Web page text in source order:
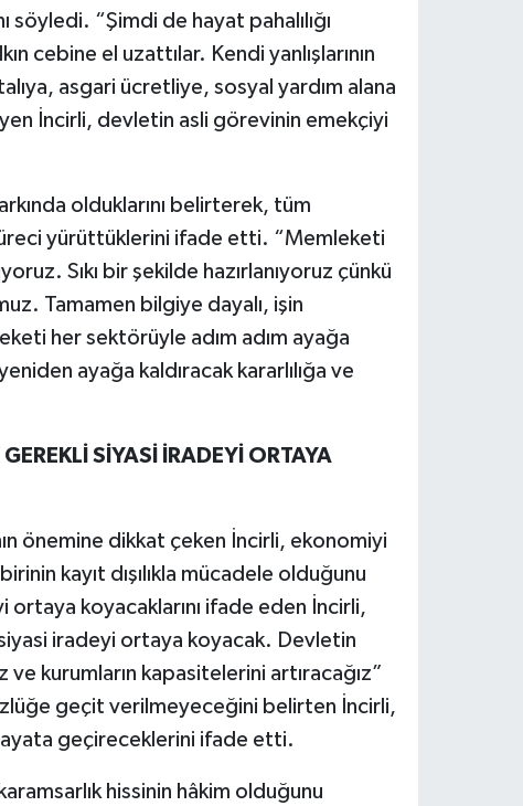
söyledi. “Şimdi de hayat pahalılığı
cebine el uzattılar. Kendi yanlışlarının
asgari ücretliye, sosyal yardım alana
İncirli, devletin asli görevinin emekçiyi
olduklarını belirterek, tüm
yürüttüklerini ifade etti. “Memleketi
Sıkı bir şekilde hazırlanıyoruz çünkü
Tamamen bilgiye dayalı, işin
her sektörüyle adım adım ayağa
ayağa kaldıracak kararlılığa ve
SİYASİ İRADEYİ ORTAYA
önemine dikkat çeken İncirli, ekonomiyi
kayıt dışılıkla mücadele olduğunu
koyacaklarını ifade eden İncirli,
siyasi iradeyi ortaya koyacak. Devletin
kurumların kapasitelerini artıracağız”
geçit verilmeyeceğini belirten İncirli,
geçireceklerini ifade etti.
hissinin hâkim olduğunu